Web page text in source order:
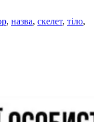
, назва, скелет, тіло,